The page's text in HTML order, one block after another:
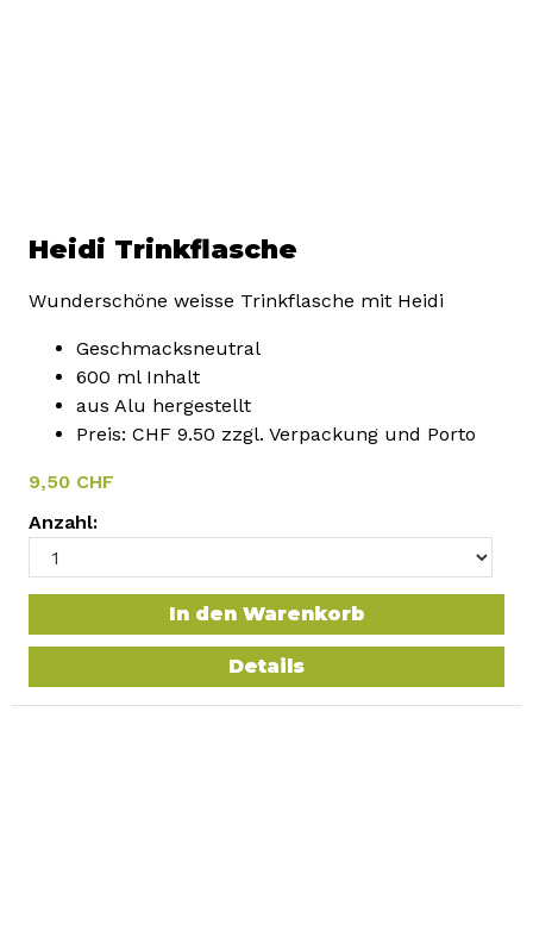
Heidi Trinkflasche
Wunderschöne weisse Trinkflasche mit Heidi
Geschmacksneutral
600 ml Inhalt
aus Alu hergestellt
Preis: CHF 9.50 zzgl. Verpackung und Porto
9,50 CHF
Anzahl:
In den Warenkorb
Details